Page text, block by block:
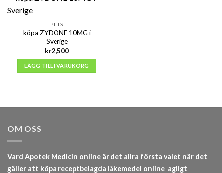
PILLS
köpa ZYDONE 10MG i
Sverige
kr2,500
LÄGG TILL I VARUKORG
OM OSS
Vard Apotek Medicin online är det allra första valet när det
gäller att köpa receptbelagda läkemedel online lagligt